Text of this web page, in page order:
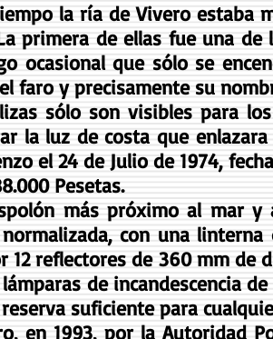
la ría de Vivero estaba
primera de ellas fue una
ocasional que sólo se
faro y precisamente su
sólo son visibles para
la luz de costa que
el 24 de Julio de 1974,
Pesetas.
más próximo al mar
con una
12 reflectores de 360 mm de
de incandescencia
suficiente para
en 1993, por la Autoridad